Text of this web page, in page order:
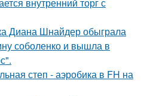
внутренний торг с
Диана Шнайдер обыграла
соболенко и вышла в
степ - аэробика в FH на